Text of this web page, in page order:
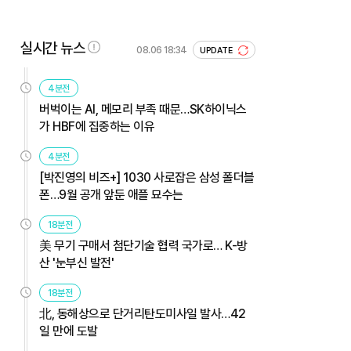
실시간 뉴스 08.06 18:34 UPDATE
4분전
버벅이는 AI, 메모리 부족 때문…SK하이닉스
가 HBF에 집중하는 이유
4분전
[박진영의 비즈+] 1030 사로잡은 삼성 폴더블
폰…9월 공개 앞둔 애플 묘수는
18분전
美 무기 구매서 첨단기술 협력 국가로… K-방
산 '눈부신 발전'
18분전
北, 동해상으로 단거리탄도미사일 발사…42
일 만에 도발